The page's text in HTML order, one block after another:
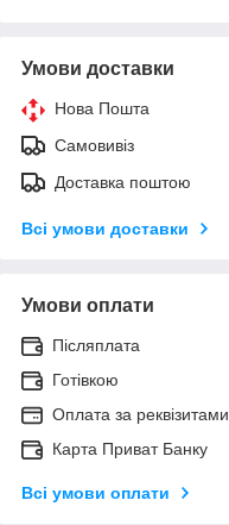
Умови доставки
Нова Пошта
Самовивіз
Доставка поштою
Всі умови доставки
Умови оплати
Післяплата
Готівкою
Оплата за реквізитами
Карта Приват Банку
Всі умови оплати